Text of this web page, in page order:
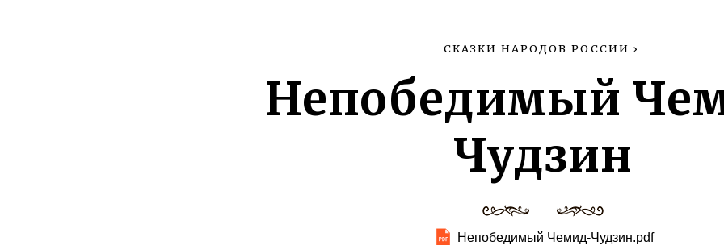
СКАЗКИ НАРОДОВ РОССИИ ›
Непобедимый
Чудзин
Непобедимый Чемид-Чудзин.pdf